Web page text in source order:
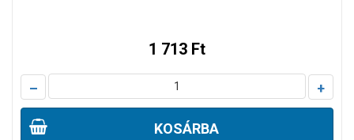
1 713 Ft
– +
KOSÁRBA